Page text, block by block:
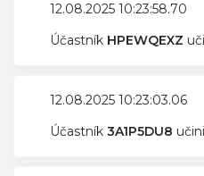
12.08.2025 10:23:58.70
Účastník HPEWQEXZ
12.08.2025 10:23:03.06
Účastník 3A1P5DU8